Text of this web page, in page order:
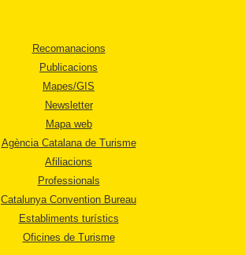
Recomanacions
Publicacions
Mapes/GIS
Newsletter
Mapa web
Agència Catalana de Turisme
Afiliacions
Professionals
Catalunya Convention Bureau
Establiments turístics
Oficines de Turisme